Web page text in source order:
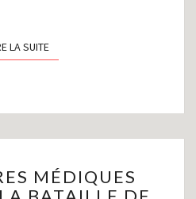
LA SUITELIRE LA SUITE
GUERRES
MÉDIQUES
MÉDIQUES